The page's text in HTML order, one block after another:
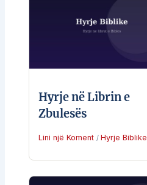
Hyrje në Librin e
Zbulesës
Lini një Koment / Hyrje Biblike